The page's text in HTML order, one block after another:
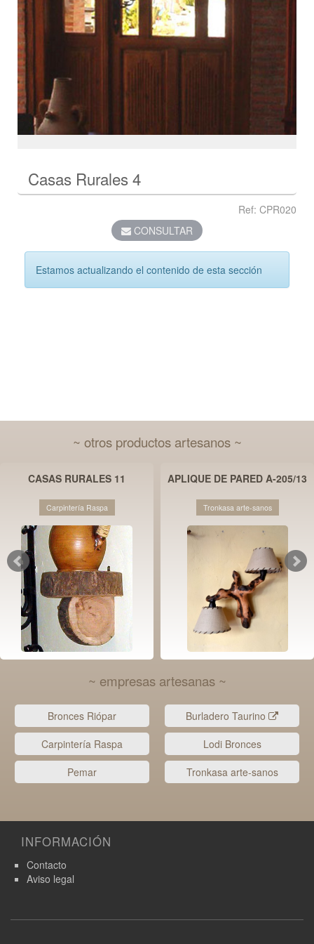
Casas Rurales 4
Ref: CPR020
CONSULTAR
Estamos actualizando el contenido de esta sección
~ otros productos artesanos ~
CASAS RURALES 11
Carpintería Raspa
APLIQUE DE PARED A-205/13
Tronkasa arte-sanos
~ empresas artesanas ~
Bronces Riópar
Burladero Taurino
Carpintería Raspa
Lodi Bronces
Pemar
Tronkasa arte-sanos
INFORMACIÓN
Contacto
Aviso legal